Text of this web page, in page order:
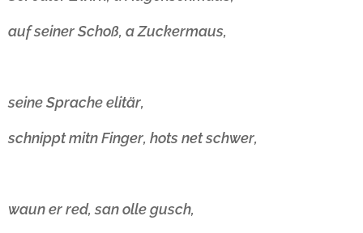
auf seiner Schoß, a Zuckermaus,
seine Sprache elitär,
schnippt mitn Finger, hots net schwer,
waun er red, san olle gusch,